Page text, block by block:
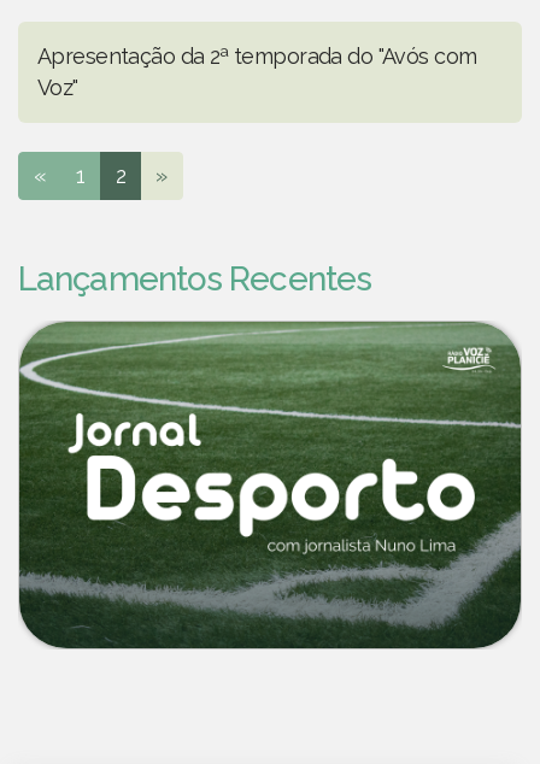
Apresentação da 2ª temporada do "Avós com
Voz"
« 1 2 »
Lançamentos Recentes